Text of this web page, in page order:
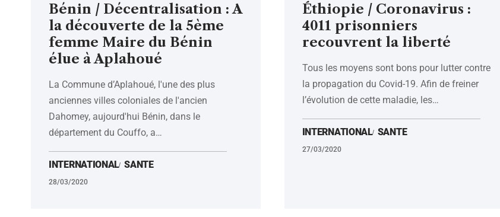
Bénin / Décentralisation : A
la découverte de la 5ème
femme Maire du Bénin
élue à Aplahoué
La Commune d’Aplahoué, l'une des plus
anciennes villes coloniales de l'ancien
Dahomey, aujourd'hui Bénin, dans le
département du Couffo, a…
INTERNATIONAL SANTE
28/03/2020
Éthiopie / Coronavirus :
4011 prisonniers
recouvrent la liberté
Tous les moyens sont bons pour lutter contre
la propagation du Covid-19. Afin de freiner
l’évolution de cette maladie, les…
INTERNATIONAL SANTE
27/03/2020